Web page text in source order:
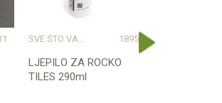
SVE ŠTO VAM TREBA ZA PROFESIONALNU MONTAŽU 18958
LJEPILO ZA ROCKO
TILES 290ml